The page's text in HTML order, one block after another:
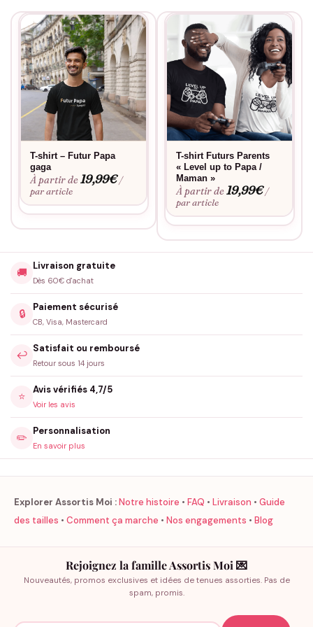
T-shirt – Futur Papa
gaga
À partir de19,99€ /
par article
T-shirt Futurs Parents
« Level up to Papa /
Maman »
À partir de19,99€ /
par article
🚚
Livraison gratuite
Dès 60€ d'achat
🔒
Paiement sécurisé
CB, Visa, Mastercard
↩️
Satisfait ou remboursé
Retour sous 14 jours
⭐
Avis vérifiés 4,7/5
Voir les avis
✏️
Personnalisation
En savoir plus
Explorer Assortis Moi :Notre histoire • FAQ • Livraison • Guide
des tailles • Comment ça marche • Nos engagements • Blog
Rejoignez la famille Assortis Moi 💌
Nouveautés, promos exclusives et idées de tenues assorties. Pas de
spam, promis.